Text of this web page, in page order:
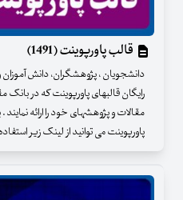
قالب پاورپوینت (1491)
دانشجویان ، پژوهشگران، دانش آموزان
رایگان قالبهای پاورپوینت که در
مقالات و پژوهشهای خود را ارائه نمایند
پاورپوینت می توانید از لینک زیر استفاده